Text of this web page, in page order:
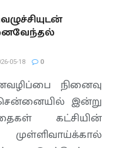
05-18 0
நினைவு
சென்னையில் இன்று
கட்சியின்